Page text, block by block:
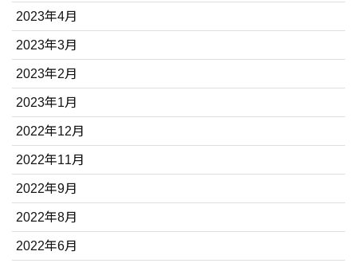
2023年4月
2023年3月
2023年2月
2023年1月
2022年12月
2022年11月
2022年9月
2022年8月
2022年6月